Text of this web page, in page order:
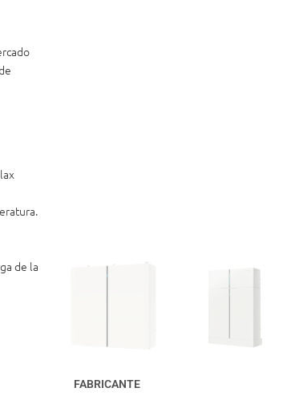
de la
FABRICANTE